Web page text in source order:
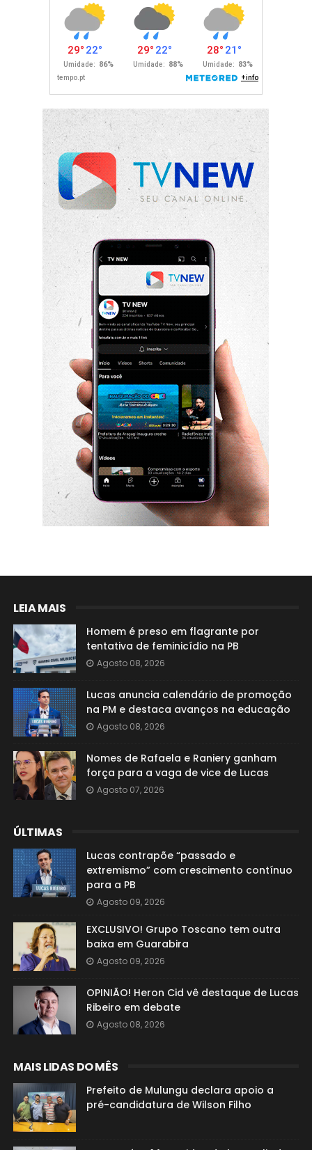
LEIA MAIS
Homem é preso em flagrante por
tentativa de feminicídio na PB
Agosto 08, 2026
Lucas anuncia calendário de promoção
na PM e destaca avanços na educação
Agosto 08, 2026
Nomes de Rafaela e Raniery ganham
força para a vaga de vice de Lucas
Agosto 07, 2026
ÚLTIMAS
Lucas contrapõe “passado e
extremismo” com crescimento contínuo
para a PB
Agosto 09, 2026
EXCLUSIVO! Grupo Toscano tem outra
baixa em Guarabira
Agosto 09, 2026
OPINIÃO! Heron Cid vê destaque de Lucas
Ribeiro em debate
Agosto 08, 2026
MAIS LIDAS DO MÊS
Prefeito de Mulungu declara apoio a
pré-candidatura de Wilson Filho